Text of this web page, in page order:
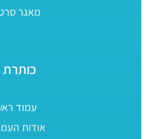
מאגר
כותרת 3
עמוד
אודות